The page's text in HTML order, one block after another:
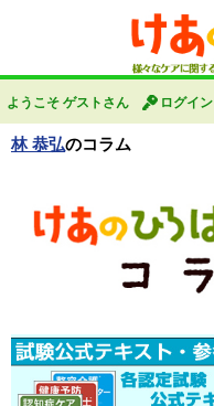
ようこそ ゲストさん ログイン
林 恭弘のコラム